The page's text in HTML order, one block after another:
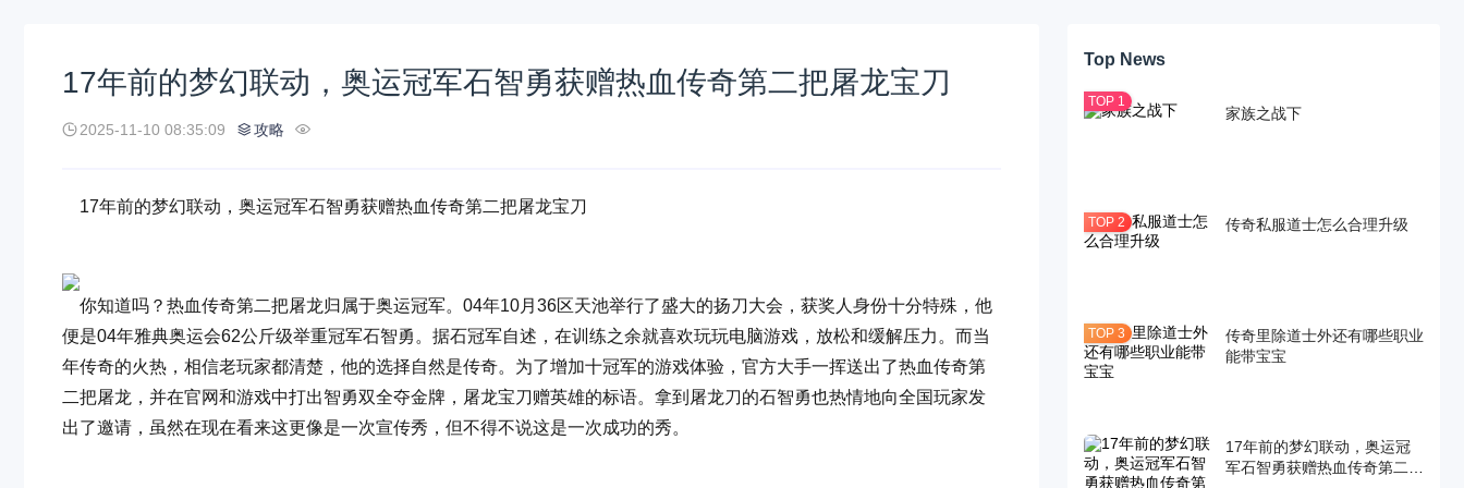
17年前的梦幻联动，奥运冠军石智勇获赠热血传奇第二把屠龙宝刀
2025-11-10 08:35:09 攻略
17年前的梦幻联动，奥运冠军石智勇获赠热血传奇第二把屠龙宝刀
你知道吗？热血传奇第二把屠龙归属于奥运冠军。04年10月36区天池举行了盛大的扬刀大会，获奖人身份十分特殊，他
便是04年雅典奥运会62公斤级举重冠军石智勇。据石冠军自述，在训练之余就喜欢玩玩电脑游戏，放松和缓解压力。而当
年传奇的火热，相信老玩家都清楚，他的选择自然是传奇。为了增加十冠军的游戏体验，官方大手一挥送出了热血传奇第
二把屠龙，并在官网和游戏中打出智勇双全夺金牌，屠龙宝刀赠英雄的标语。拿到屠龙刀的石智勇也热情地向全国玩家发
出了邀请，虽然在现在看来这更像是一次宣传秀，但不得不说这是一次成功的秀。
Top News
家族之战下
传奇私服道士怎么合理升级
传奇里除道士外还有哪些职业
能带宝宝
17年前的梦幻联动，奥运冠
军石智勇获赠热血传奇第二把